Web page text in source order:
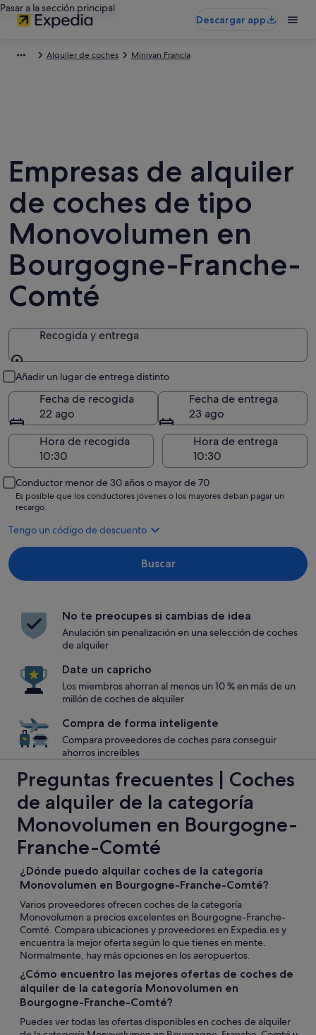
Pasar a la sección principal
Descargar app
Alquiler de coches Minivan Francia
Empresas de alquiler
de coches de tipo
Monovolumen en
Bourgogne-Franche-
Comté
Recogida y entrega
Añadir un lugar de entrega distinto
Fecha de recogida
22 ago
Fecha de entrega
23 ago
Hora de recogida
Hora de entrega
Conductor menor de 30 años o mayor de 70
Es posible que los conductores jóvenes o los mayores deban pagar un
recargo.
Tengo un código de descuento
Buscar
No te preocupes si cambias de idea
Anulación sin penalización en una selección de coches
de alquiler
Date un capricho
Los miembros ahorran al menos un 10 % en más de un
millón de coches de alquiler
Compra de forma inteligente
Compara proveedores de coches para conseguir
ahorros increíbles
Preguntas frecuentes | Coches
de alquiler de la categoría
Monovolumen en Bourgogne-
Franche-Comté
¿Dónde puedo alquilar coches de la categoría
Monovolumen en Bourgogne-Franche-Comté?
Varios proveedores ofrecen coches de la categoría
Monovolumen a precios excelentes en Bourgogne-Franche-
Comté. Compara ubicaciones y proveedores en Expedia.es y
encuentra la mejor oferta según lo que tienes en mente.
Normalmente, hay más opciones en los aeropuertos.
¿Cómo encuentro las mejores ofertas de coches de
alquiler de la categoría Monovolumen en
Bourgogne-Franche-Comté?
Puedes ver todas las ofertas disponibles en coches de alquiler